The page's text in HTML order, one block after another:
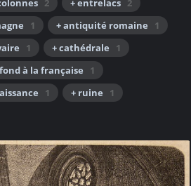
2 + entrelacs 2
1 + antiquité romaine
1
1 + cathédrale
1
à la française
1
1 + ruine
1